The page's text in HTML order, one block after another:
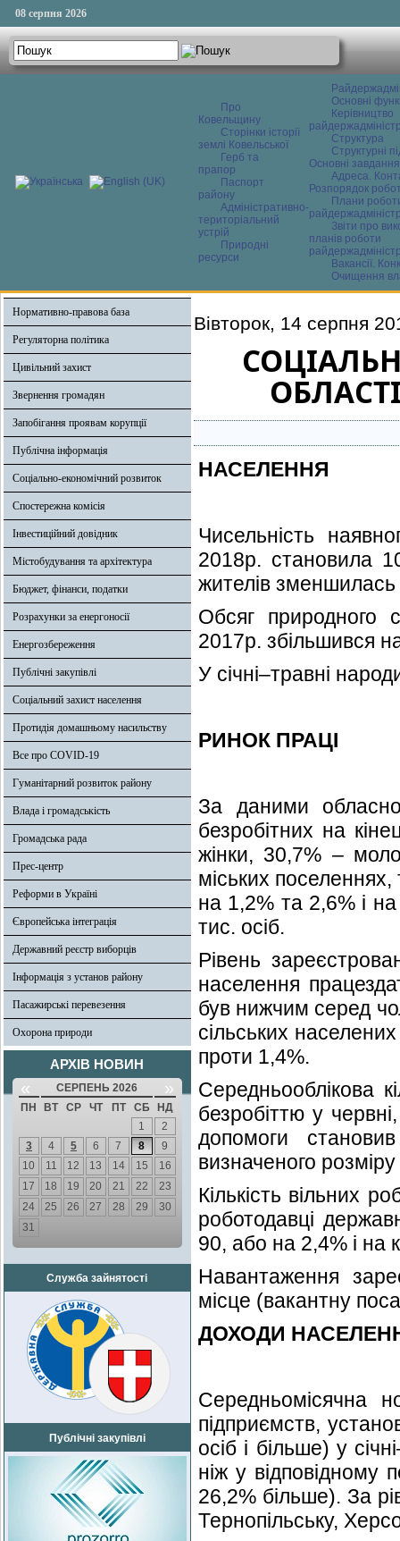
08 серпня 2026
Про
Ковельщину
Сторінки історії
землі Ковельської
Герб та
прапор
Паспорт
району
Адміністративно-
територіальний
устрій
Природні
ресурси
Основні
Керівництво
Структура
Структурні
Основні завдання
Адреса.
Розпорядок
Плани
Звіти про
планів роботи
Вакансії.
Очищення
Нормативно-правова база
Регуляторна політика
Цивільний захист
Звернення громадян
Запобігання проявам корупції
Публічна інформація
Соціально-економічний розвиток
Спостережна комісія
Інвестиційний довідник
Містобудування та архітектура
Бюджет, фінанси, податки
Розрахунки за енергоносії
Енергозбереження
Публічні закупівлі
Соціальний захист населення
Протидія домашньому насильству
Все про COVID-19
Гуманітарний розвиток району
Влада і громадськість
Громадська рада
Прес-центр
Реформи в Україні
Європейська інтеграція
Державний реєстр виборців
Інформація з установ району
Пасажирські перевезення
Охорона природи
АРХІВ НОВИН
« СЕРПЕНЬ 2026 »
ПН ВТ СР ЧТ ПТ СБ
НД
1
2
3
4 5 6 7 8
9
10
11 12 13 14 15
16
17
18 19 20 21 22
23
24
25 26 27 28 29
30
31
Служба зайнятості
Публічні закупівлі
Вівторок, 14 серпня
НАСЕЛЕННЯ
Чисельність
2018р. становила
жителів зменшилась
Обсяг природного
2017р. збільшився
У січні–травні
РИНОК ПРАЦІ
За даними
безробітних на
жінки, 30,7% –
міських поселеннях,
на 1,2% та 2,6% і на
тис. осіб.
Рівень
населення
був нижчим серед
сільських
проти 1,4%.
Середньооблікова
безробіттю у
допомоги
визначеного
Кількість вільних
роботодавці
90, або на 2,4% і на
Навантаження
місце (вакантну
ДОХОДИ
Середньомісячна
підприємств,
осіб і більше) у
ніж у відповідному
26,2% більше). За
Тернопільську,